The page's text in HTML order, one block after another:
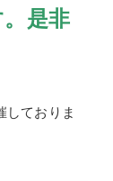
是非
しておりま